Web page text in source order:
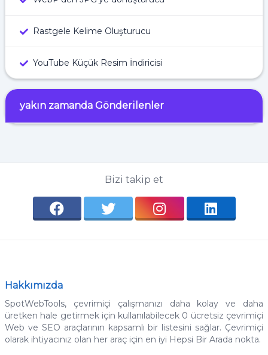
Rastgele Kelime Oluşturucu
YouTube Küçük Resim İndiricisi
yakın zamanda Gönderilenler
Bizi takip et
Hakkımızda
SpotWebTools, çevrimiçi çalışmanızı daha kolay ve daha
üretken hale getirmek için kullanılabilecek 0 ücretsiz çevrimiçi
Web ve SEO araçlarının kapsamlı bir listesini sağlar. Çevrimiçi
olarak ihtiyacınız olan her araç için en iyi Hepsi Bir Arada nokta.